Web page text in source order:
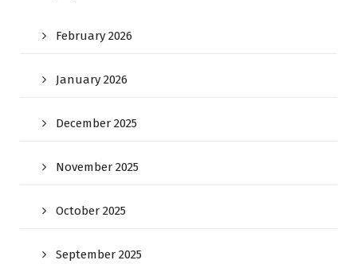
February 2026
January 2026
December 2025
November 2025
October 2025
September 2025